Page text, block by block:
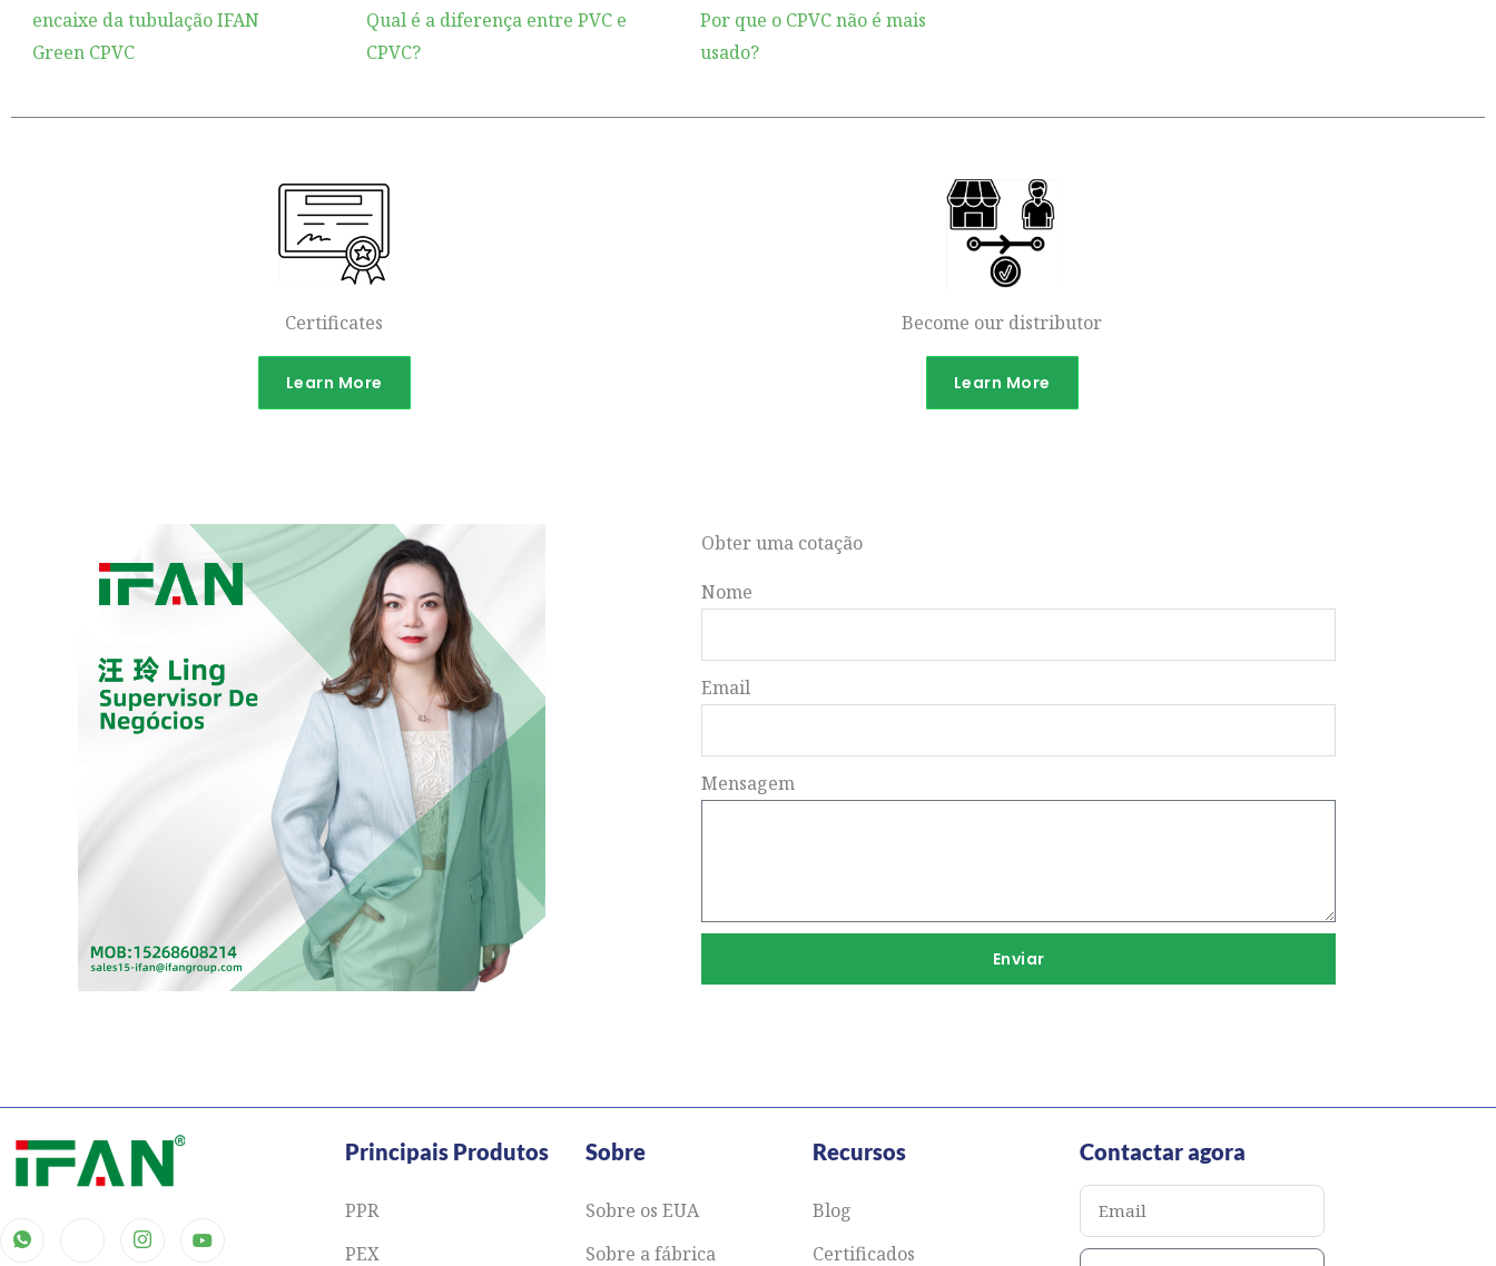
encaixe da tubulação IFAN
Green CPVC
Qual é a diferença entre PVC e
CPVC?
Por que o CPVC não é mais
usado?
Certificates
Learn More
Become our distributor
Learn More
Obter uma cotação
Nome
Email
Mensagem
Enviar
Principais Produtos
PPR
PEX
Sobre
Sobre os EUA
Sobre a fábrica
Recursos
Blog
Certificados
Contactar agora